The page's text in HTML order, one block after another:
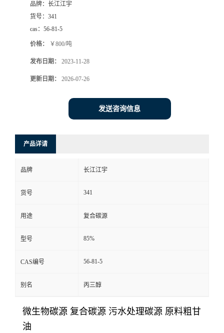
品牌： 长江江宇
货号： 341
cas： 56-81-5
价格： ￥800/吨
发布日期： 2023-11-28
更新日期： 2026-07-26
发送咨询信息
产品详请
品牌 长江江宇
货号 341
用途 复合碳源
型号 85%
CAS编号 56-81-5
别名 丙三醇
微生物碳源 复合碳源 污水处理碳源 原料粗甘
油